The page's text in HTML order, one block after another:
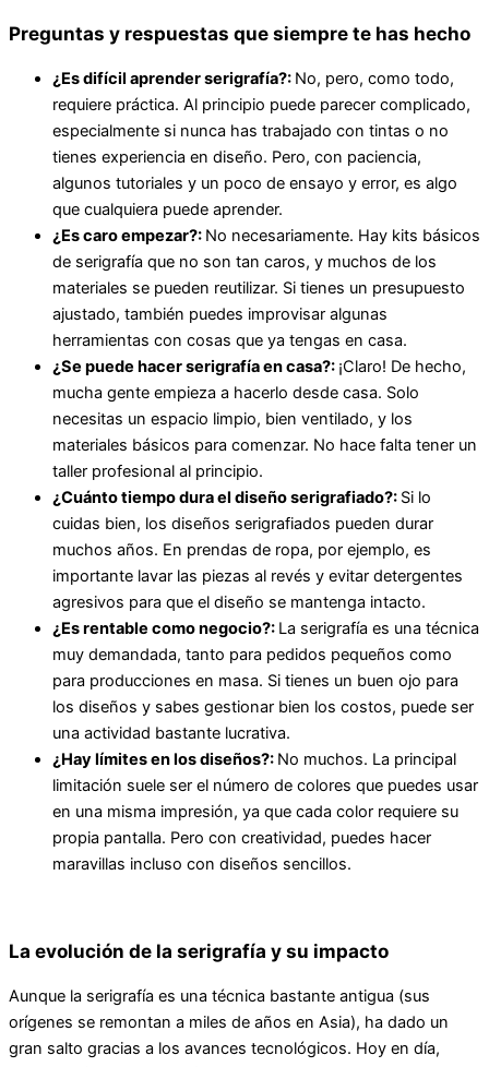
Preguntas y respuestas que siempre te has hecho
¿Es difícil aprender serigrafía?: No, pero, como todo,
requiere práctica. Al principio puede parecer complicado,
especialmente si nunca has trabajado con tintas o no
tienes experiencia en diseño. Pero, con paciencia,
algunos tutoriales y un poco de ensayo y error, es algo
que cualquiera puede aprender.
¿Es caro empezar?: No necesariamente. Hay kits básicos
de serigrafía que no son tan caros, y muchos de los
materiales se pueden reutilizar. Si tienes un presupuesto
ajustado, también puedes improvisar algunas
herramientas con cosas que ya tengas en casa.
¿Se puede hacer serigrafía en casa?: ¡Claro! De hecho,
mucha gente empieza a hacerlo desde casa. Solo
necesitas un espacio limpio, bien ventilado, y los
materiales básicos para comenzar. No hace falta tener un
taller profesional al principio.
¿Cuánto tiempo dura el diseño serigrafiado?: Si lo
cuidas bien, los diseños serigrafiados pueden durar
muchos años. En prendas de ropa, por ejemplo, es
importante lavar las piezas al revés y evitar detergentes
agresivos para que el diseño se mantenga intacto.
¿Es rentable como negocio?: La serigrafía es una técnica
muy demandada, tanto para pedidos pequeños como
para producciones en masa. Si tienes un buen ojo para
los diseños y sabes gestionar bien los costos, puede ser
una actividad bastante lucrativa.
¿Hay límites en los diseños?: No muchos. La principal
limitación suele ser el número de colores que puedes usar
en una misma impresión, ya que cada color requiere su
propia pantalla. Pero con creatividad, puedes hacer
maravillas incluso con diseños sencillos.
La evolución de la serigrafía y su impacto
Aunque la serigrafía es una técnica bastante antigua (sus
orígenes se remontan a miles de años en Asia), ha dado un
gran salto gracias a los avances tecnológicos. Hoy en día,